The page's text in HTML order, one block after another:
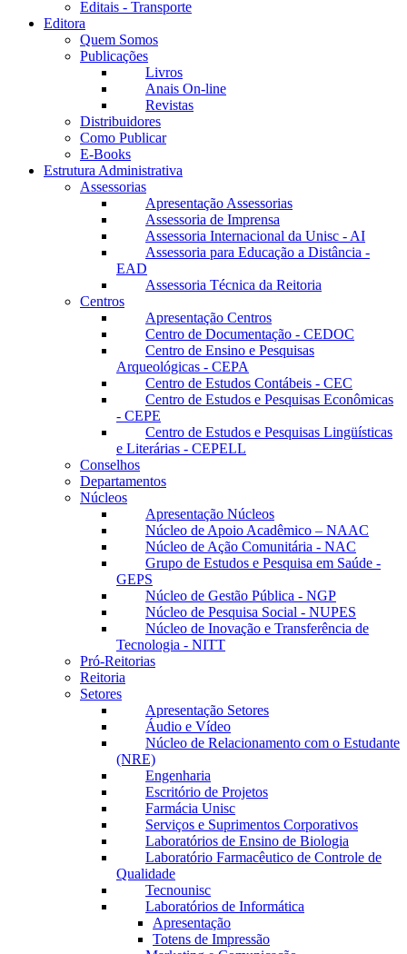
Editais - Transporte
Editora
Quem Somos
Publicações
Livros
Anais On-line
Revistas
Distribuidores
Como Publicar
E-Books
Estrutura Administrativa
Assessorias
Apresentação Assessorias
Assessoria de Imprensa
Assessoria Internacional da Unisc - AI
Assessoria para Educação a Distância -
EAD
Assessoria Técnica da Reitoria
Centros
Apresentação Centros
Centro de Documentação - CEDOC
Centro de Ensino e Pesquisas
Arqueológicas - CEPA
Centro de Estudos Contábeis - CEC
Centro de Estudos e Pesquisas Econômicas
- CEPE
Centro de Estudos e Pesquisas Lingüísticas
e Literárias - CEPELL
Conselhos
Departamentos
Núcleos
Apresentação Núcleos
Núcleo de Apoio Acadêmico – NAAC
Núcleo de Ação Comunitária - NAC
Grupo de Estudos e Pesquisa em Saúde -
GEPS
Núcleo de Gestão Pública - NGP
Núcleo de Pesquisa Social - NUPES
Núcleo de Inovação e Transferência de
Tecnologia - NITT
Pró-Reitorias
Reitoria
Setores
Apresentação Setores
Áudio e Vídeo
Núcleo de Relacionamento com o Estudante
(NRE)
Engenharia
Escritório de Projetos
Farmácia Unisc
Serviços e Suprimentos Corporativos
Laboratórios de Ensino de Biologia
Laboratório Farmacêutico de Controle de
Qualidade
Tecnounisc
Laboratórios de Informática
Apresentação
Totens de Impressão